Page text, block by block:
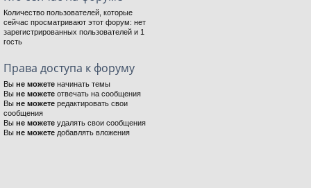
Количество пользователей, которые
сейчас просматривают этот форум: нет
зарегистрированных пользователей и 1
гость
Права доступа к форуму
Вы не можете начинать темы
Вы не можете отвечать на сообщения
Вы не можете редактировать свои
сообщения
Вы не можете удалять свои сообщения
Вы не можете добавлять вложения